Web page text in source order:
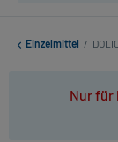
Einzelmittel /
Nur für